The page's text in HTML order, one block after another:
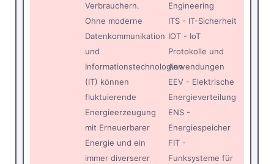
Verbrauchern.
Ohne moderne
Datenkommunikation
und
Informationstechnologien
(IT) können
fluktuierende
Energieerzeugung
mit Erneuerbarer
Energie und ein
immer diverserer
Engineering
ITS - IT-Sicherheit
IOT - IoT
Protokolle und
Anwendungen
EEV - Elektrische
Energieverteilung
ENS -
Energiespeicher
FIT -
Funksysteme für